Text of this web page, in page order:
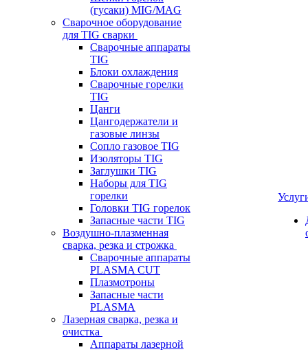
(гусаки) MIG/MAG
Сварочное оборудование
для TIG сварки
Сварочные аппараты
TIG
Блоки охлаждения
Сварочные горелки
TIG
Цанги
Цангодержатели и
газовые линзы
Сопло газовое TIG
Изоляторы TIG
Заглушки TIG
Наборы для TIG
горелки
Головки TIG горелок
Запасные части TIG
Воздушно-плазменная
сварка, резка и строжка
Сварочные аппараты
PLASMA CUT
Плазмотроны
Запасные части
PLASMA
Лазерная сварка, резка и
очистка
Аппараты лазерной